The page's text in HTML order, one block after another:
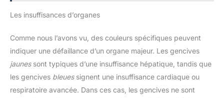
Les insuffisances d’organes
Comme nous l’avons vu, des couleurs spécifiques peuvent
indiquer une défaillance d’un organe majeur. Les gencives
jaunessont typiques d’une insuffisance hépatique, tandis que
les gencives bleuessignent une insuffisance cardiaque ou
respiratoire avancée. Dans ces cas, les gencives ne sont